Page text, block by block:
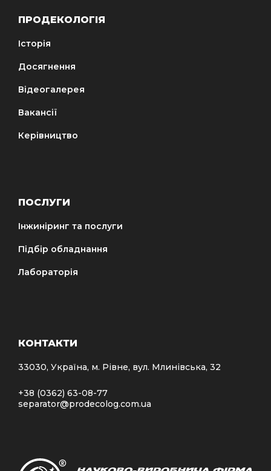
ПРОДЕКОЛОГІЯ
Історія
Досягнення
Відеогалерея
Вакансії
Керівництво
ПОСЛУГИ
Інжиніринг та послуги
Підбір обладнання
Лабораторія
КОНТАКТИ
33030, Україна, м. Рівне, вул. Млинівська, 32
+38 (0362) 63-08-77
separator@prodecolog.com.ua